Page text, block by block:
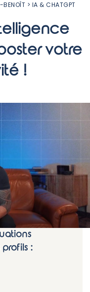
BENOÎT > IA & CHATGPT
votre
!
: